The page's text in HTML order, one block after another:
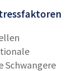
Schwangere